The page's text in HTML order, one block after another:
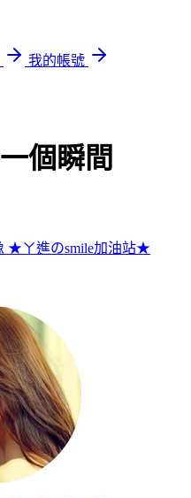
我的帳號
個瞬間
★ㄚ進のsmile加油站★